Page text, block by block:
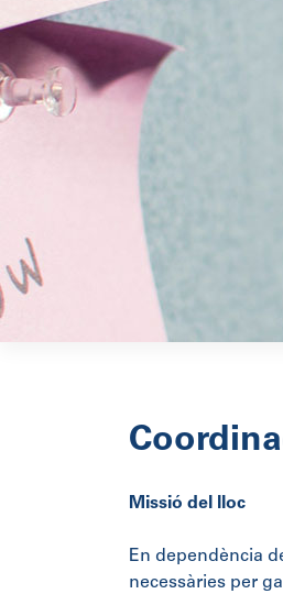
Missió del lloc
En dependència
necessàries per